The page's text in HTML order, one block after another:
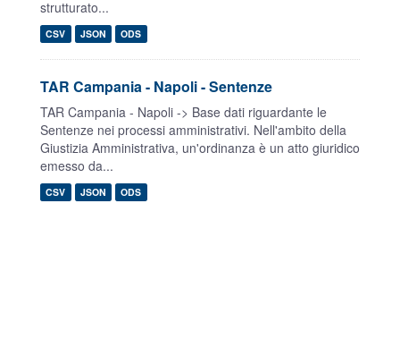
strutturato...
CSV JSON ODS
TAR Campania - Napoli - Sentenze
TAR Campania - Napoli -> Base dati riguardante le
Sentenze nei processi amministrativi. Nell'ambito della
Giustizia Amministrativa, un'ordinanza è un atto giuridico
emesso da...
CSV JSON ODS